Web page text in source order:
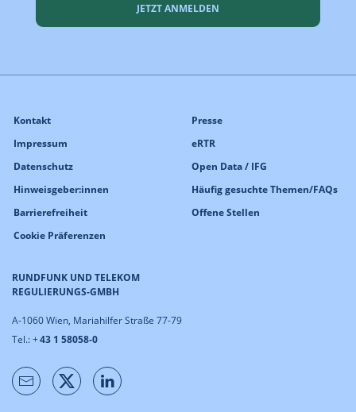
JETZT ANMELDEN
RUNDFUNK UND TELEKOM
REGULIERUNGS-GMBH
A-1060 Wien, Mariahilfer Straße 77-79
Tel.: +43 1 58058-0
Kontakt
Impressum
Datenschutz
Hinweisgeber:innen
Barrierefreiheit
Cookie Präferenzen
Presse
eRTR
Open Data / IFG
Häufig gesuchte Themen/FAQs
Offene Stellen